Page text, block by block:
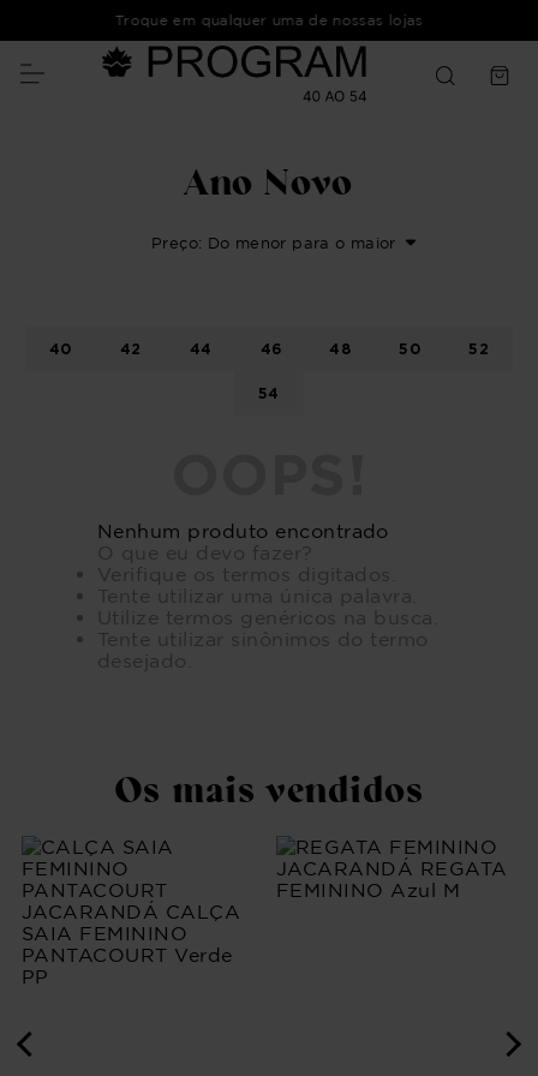
Troque em qualquer uma de nossas lojas
Ano Novo
Preço: Do menor para o maior
40 42 44 46 48 50 52
54
Nenhum produto encontrado
O que eu devo fazer?
Verifique os termos digitados.
Tente utilizar uma única palavra.
Utilize termos genéricos na busca.
Tente utilizar sinônimos do termo
desejado.
Os mais vendidos